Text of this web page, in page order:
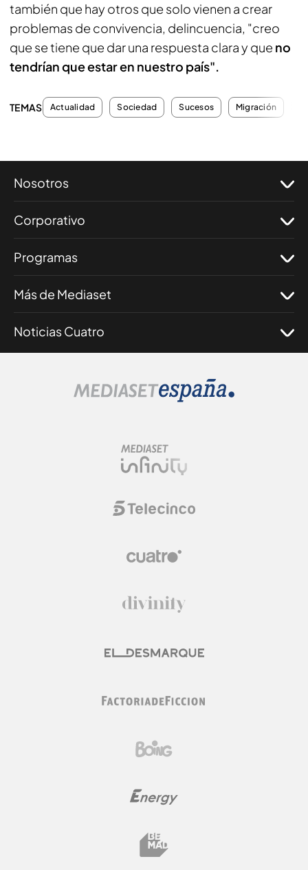
también que hay otros que solo vienen a crear
problemas de convivencia, delincuencia, "creo
que se tiene que dar una respuesta clara y que no
tendrían que estar en nuestro país".
TEMAS Actualidad Sociedad Sucesos Migración
Nosotros
Corporativo
Programas
Más de Mediaset
Noticias Cuatro